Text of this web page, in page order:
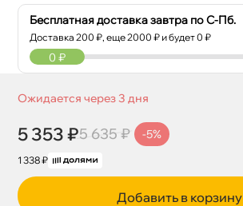
Бесплатная доставка завтра по С-Пб.
Доставка200 ₽, еще2000 ₽ и будет 0 ₽
0 ₽
Ожидается через 3 дня
5 353 ₽5 635 ₽ -5%
1 338 ₽
Добавить в корзину